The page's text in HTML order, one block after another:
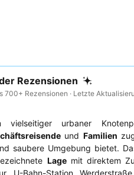
Rezensionen
700+ Rezensionen · Letzte
urbaner
und Familien
saubere Umgebung bietet.
Lagemit direktem